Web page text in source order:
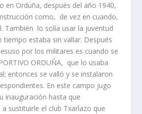
en Orduña, después del año 1940,
como, de vez en cuando,
También lo solí­a usar la juventud
tiempo estaba sin vallar. Después
por los militares es cuando se
ORDUÑA, que lo usaba
entonces se valló y se instalaron
En este campo jugo
inauguración hasta que
sustituirle el club Txarlazo que